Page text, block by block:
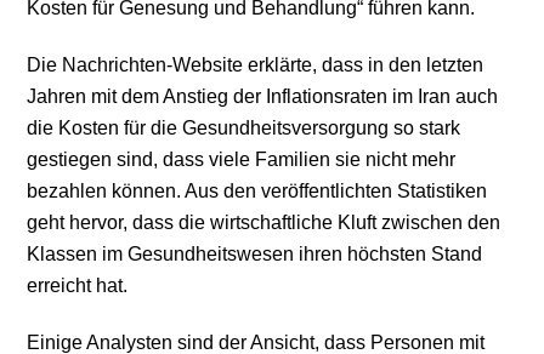
Kosten für Genesung und Behandlung“ führen kann.
Die Nachrichten-Website erklärte, dass in den letzten
Jahren mit dem Anstieg der Inflationsraten im Iran auch
die Kosten für die Gesundheitsversorgung so stark
gestiegen sind, dass viele Familien sie nicht mehr
bezahlen können. Aus den veröffentlichten Statistiken
geht hervor, dass die wirtschaftliche Kluft zwischen den
Klassen im Gesundheitswesen ihren höchsten Stand
erreicht hat.
Einige Analysten sind der Ansicht, dass Personen mit